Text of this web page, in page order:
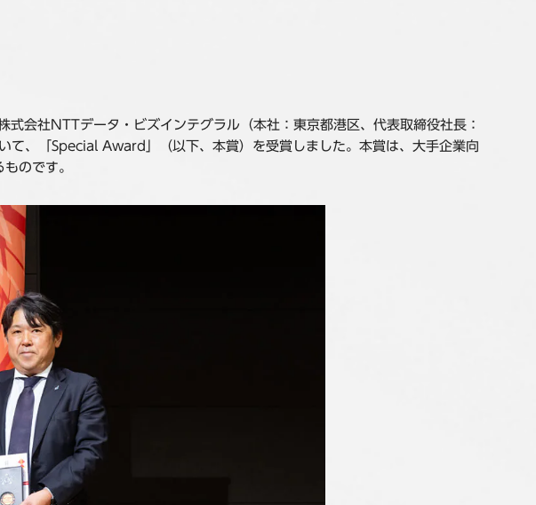
会社NTTデータ・ビズインテグラル（本社：東京都港区、代表取締役社長：
、「Special Award」（以下、本賞）を受賞しました。本賞は、大手企業向
のです。